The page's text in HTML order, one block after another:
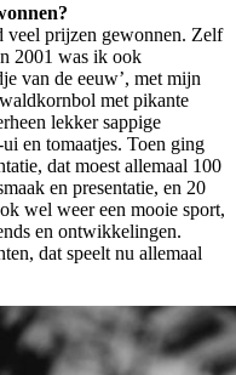
veel prijzen gewonnen. Zelf
2001 was ik ook
van de eeuw’, met mijn
met pikante
lekker sappige
en tomaatjes. Toen ging
dat moest allemaal 100
en presentatie, en 20
wel weer een mooie sport,
en ontwikkelingen.
dat speelt nu allemaal